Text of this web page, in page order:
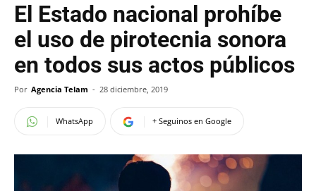
El Estado nacional prohíbe
el uso de pirotecnia sonora
en todos sus actos públicos
Por Agencia Telam - 28 diciembre, 2019
WhatsApp + Seguinos en Google